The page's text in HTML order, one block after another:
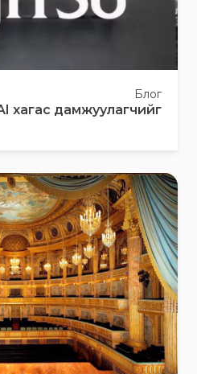
Блог
хагас дамжуулагчийг